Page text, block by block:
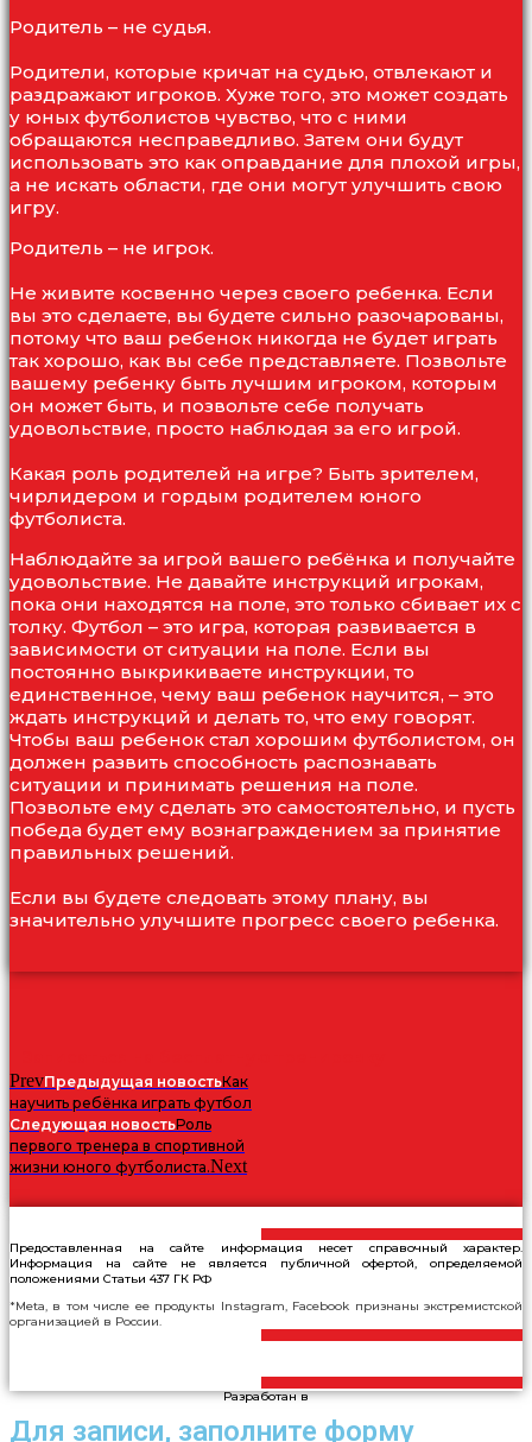
Родитель – не судья.
Родители, которые кричат на судью, отвлекают и
раздражают игроков. Хуже того, это может создать
у юных футболистов чувство, что с ними
обращаются несправедливо. Затем они будут
использовать это как оправдание для плохой игры,
а не искать области, где они могут улучшить свою
игру.
Родитель – не игрок.
Не живите косвенно через своего ребенка. Если
вы это сделаете, вы будете сильно разочарованы,
потому что ваш ребенок никогда не будет играть
так хорошо, как вы себе представляете. Позвольте
вашему ребенку быть лучшим игроком, которым
он может быть, и позвольте себе получать
удовольствие, просто наблюдая за его игрой.
Какая роль родителей на игре? Быть зрителем,
чирлидером и гордым родителем юного
футболиста.
Наблюдайте за игрой вашего ребёнка и получайте
удовольствие. Не давайте инструкций игрокам,
пока они находятся на поле, это только сбивает их с
толку. Футбол – это игра, которая развивается в
зависимости от ситуации на поле. Если вы
постоянно выкрикиваете инструкции, то
единственное, чему ваш ребенок научится, – это
ждать инструкций и делать то, что ему говорят.
Чтобы ваш ребенок стал хорошим футболистом, он
должен развить способность распознавать
ситуации и принимать решения на поле.
Позвольте ему сделать это самостоятельно, и пусть
победа будет ему вознаграждением за принятие
правильных решений.
Если вы будете следовать этому плану, вы
значительно улучшите прогресс своего ребенка.
PrevПредыдущая новостьКак
научить ребёнка играть футбол
Следующая новостьРоль
первого тренера в спортивной
жизни юного футболиста.Next
Предоставленная на сайте информация несет справочный характер.
Информация на сайте не является публичной офертой, определяемой
положениями Статьи 437 ГК РФ
*Meta, в том числе ее продукты Instagram, Facebook признаны экстремистской
организацией в России.
Разработан в
Для записи, заполните форму